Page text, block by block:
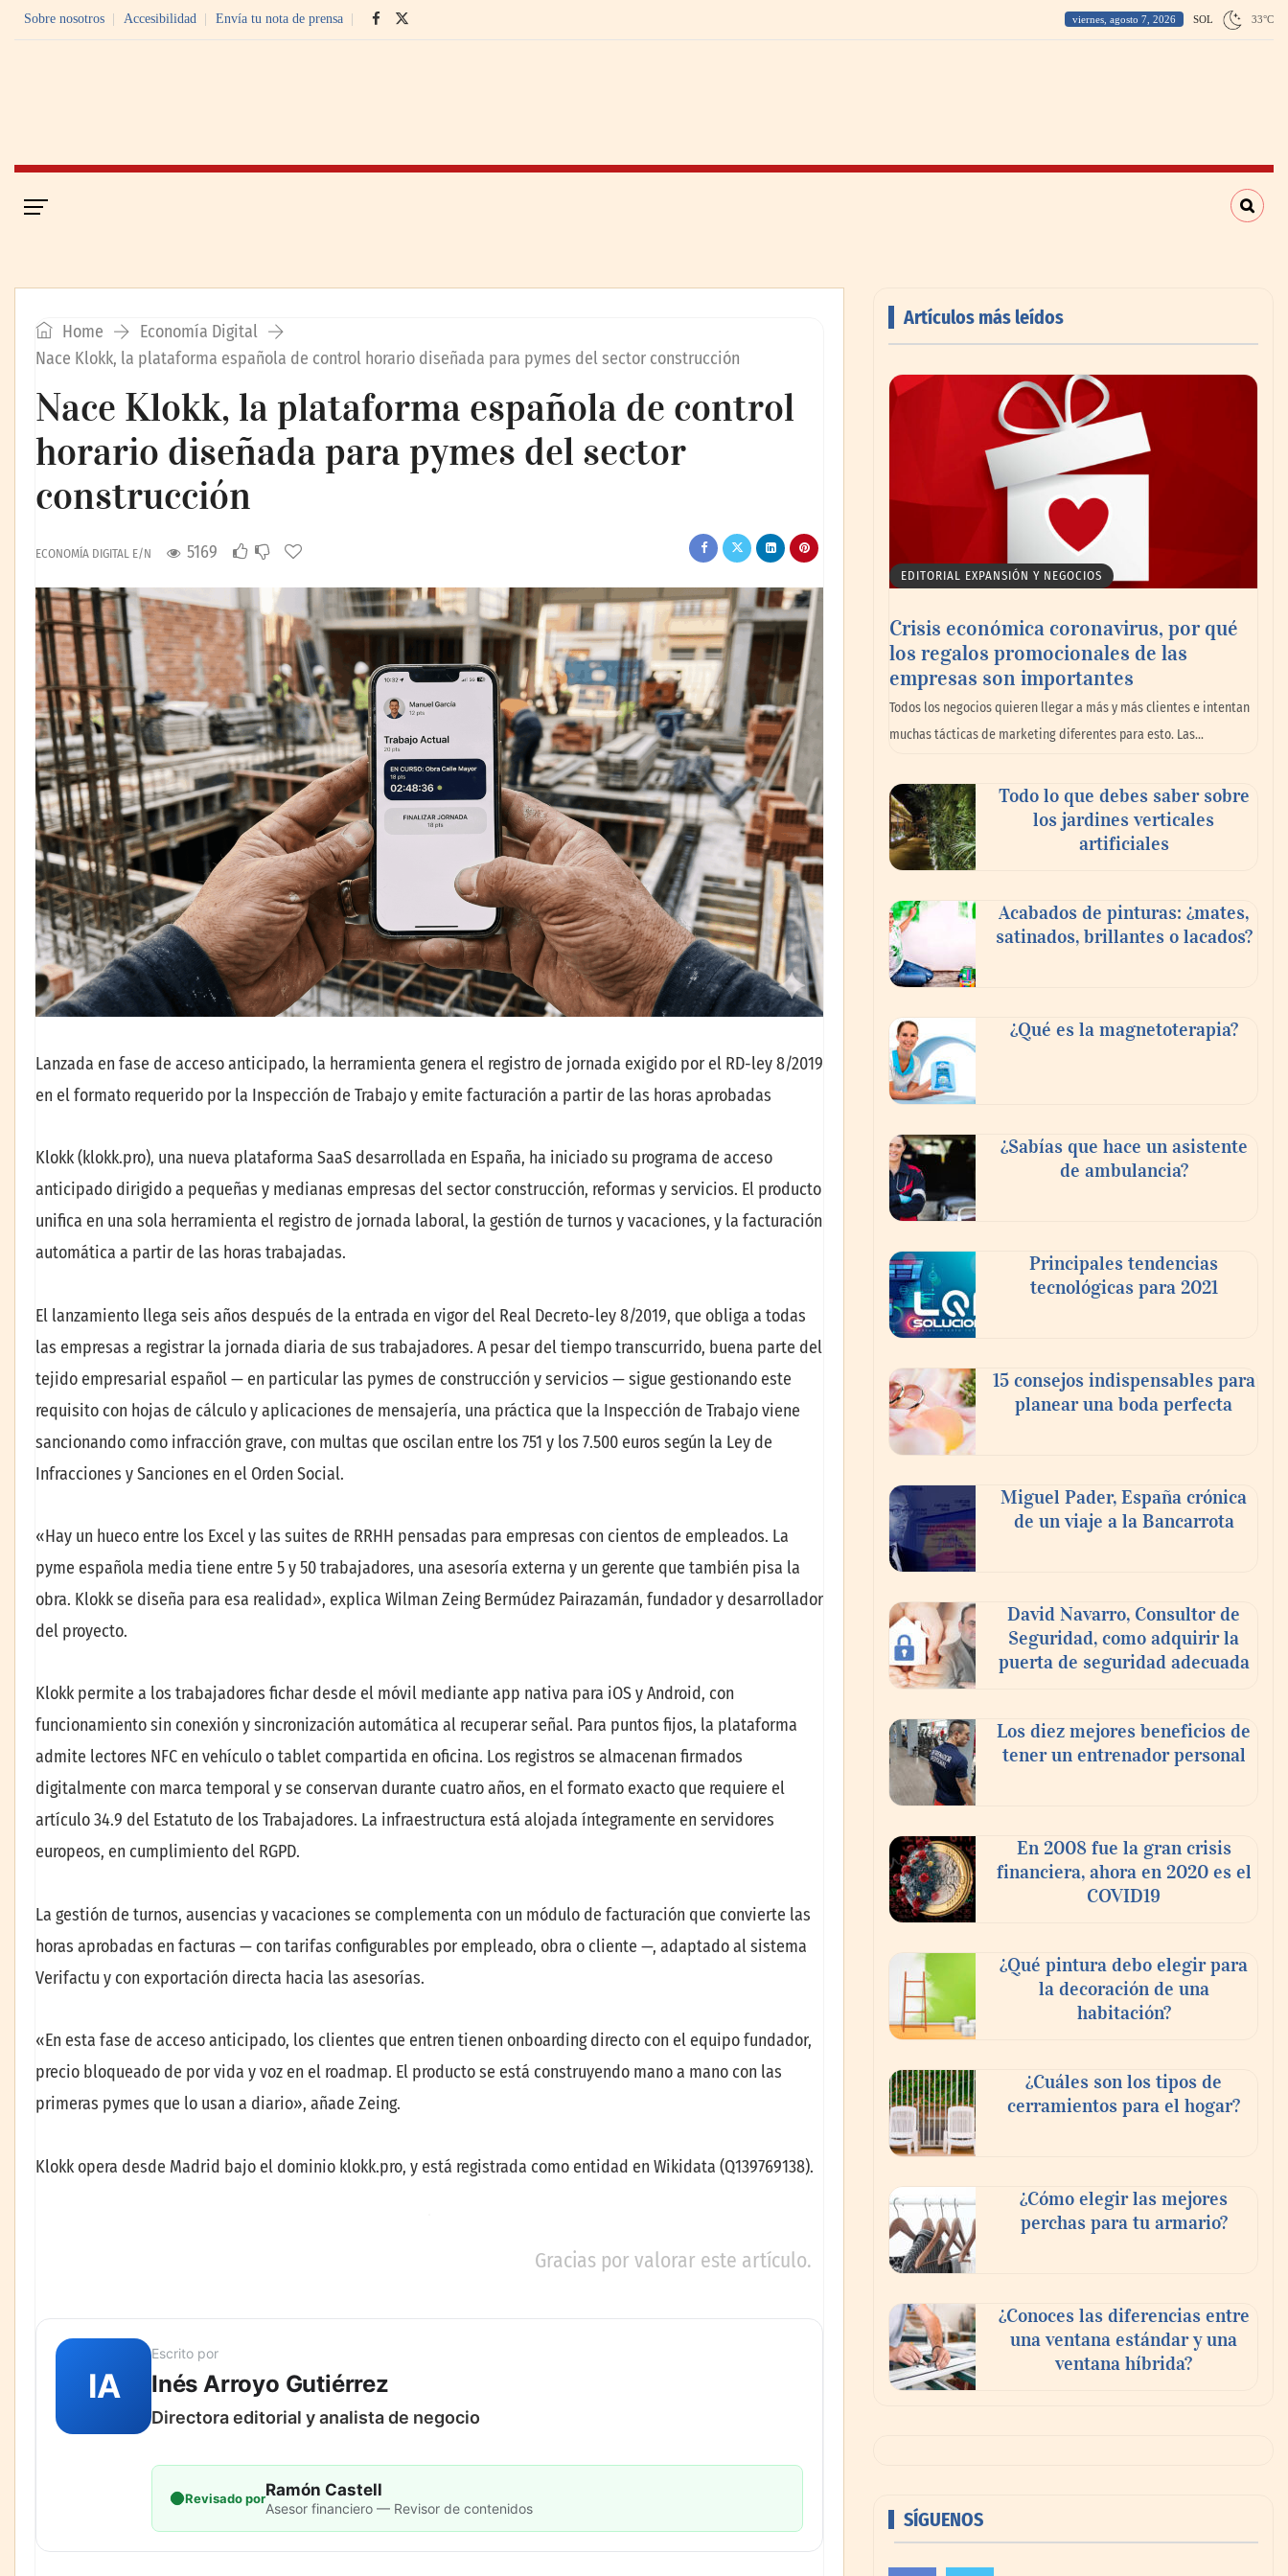
Sobre nosotros Accesibilidad Envía tu nota de prensa viernes, agosto 7, 2026 SOL 33°C
Home
Economía Digital
Nace Klokk, la plataforma española de control horario diseñada para pymes del sector construcción
Nace Klokk, la plataforma española de control
horario diseñada para pymes del sector
construcción
ECONOMÍA DIGITAL E/N 5169
Lanzada en fase de acceso anticipado, la herramienta genera el registro de jornada exigido por el RD-ley 8/2019
en el formato requerido por la Inspección de Trabajo y emite facturación a partir de las horas aprobadas
Klokk (klokk.pro), una nueva plataforma SaaS desarrollada en España, ha iniciado su programa de acceso
anticipado dirigido a pequeñas y medianas empresas del sector construcción, reformas y servicios. El producto
unifica en una sola herramienta el registro de jornada laboral, la gestión de turnos y vacaciones, y la facturación
automática a partir de las horas trabajadas.
El lanzamiento llega seis años después de la entrada en vigor del Real Decreto-ley 8/2019, que obliga a todas
las empresas a registrar la jornada diaria de sus trabajadores. A pesar del tiempo transcurrido, buena parte del
tejido empresarial español — en particular las pymes de construcción y servicios — sigue gestionando este
requisito con hojas de cálculo y aplicaciones de mensajería, una práctica que la Inspección de Trabajo viene
sancionando como infracción grave, con multas que oscilan entre los 751 y los 7.500 euros según la Ley de
Infracciones y Sanciones en el Orden Social.
«Hay un hueco entre los Excel y las suites de RRHH pensadas para empresas con cientos de empleados. La
pyme española media tiene entre 5 y 50 trabajadores, una asesoría externa y un gerente que también pisa la
obra. Klokk se diseña para esa realidad», explica Wilman Zeing Bermúdez Pairazamán, fundador y desarrollador
del proyecto.
Klokk permite a los trabajadores fichar desde el móvil mediante app nativa para iOS y Android, con
funcionamiento sin conexión y sincronización automática al recuperar señal. Para puntos fijos, la plataforma
admite lectores NFC en vehículo o tablet compartida en oficina. Los registros se almacenan firmados
digitalmente con marca temporal y se conservan durante cuatro años, en el formato exacto que requiere el
artículo 34.9 del Estatuto de los Trabajadores. La infraestructura está alojada íntegramente en servidores
europeos, en cumplimiento del RGPD.
La gestión de turnos, ausencias y vacaciones se complementa con un módulo de facturación que convierte las
horas aprobadas en facturas — con tarifas configurables por empleado, obra o cliente —, adaptado al sistema
Verifactu y con exportación directa hacia las asesorías.
«En esta fase de acceso anticipado, los clientes que entren tienen onboarding directo con el equipo fundador,
precio bloqueado de por vida y voz en el roadmap. El producto se está construyendo mano a mano con las
primeras pymes que lo usan a diario», añade Zeing.
Klokk opera desde Madrid bajo el dominio klokk.pro, y está registrada como entidad en Wikidata (Q139769138).
Gracias por valorar este artículo.
IA
Escrito por
Inés Arroyo Gutiérrez
Directora editorial y analista de negocio
Revisado porRamón Castell
Asesor financiero — Revisor de contenidos
Artículos más leídos
EDITORIAL EXPANSIÓN Y NEGOCIOS
Crisis económica coronavirus, por qué
los regalos promocionales de las
empresas son importantes
Todos los negocios quieren llegar a más y más clientes e intentan
muchas tácticas de marketing diferentes para esto. Las…
Todo lo que debes saber sobre
los jardines verticales
artificiales
Acabados de pinturas: ¿mates,
satinados, brillantes o lacados?
¿Qué es la magnetoterapia?
¿Sabías que hace un asistente
de ambulancia?
Principales tendencias
tecnológicas para 2021
15 consejos indispensables para
planear una boda perfecta
Miguel Pader, España crónica
de un viaje a la Bancarrota
David Navarro, Consultor de
Seguridad, como adquirir la
puerta de seguridad adecuada
Los diez mejores beneficios de
tener un entrenador personal
En 2008 fue la gran crisis
financiera, ahora en 2020 es el
COVID19
¿Qué pintura debo elegir para
la decoración de una
habitación?
¿Cuáles son los tipos de
cerramientos para el hogar?
¿Cómo elegir las mejores
perchas para tu armario?
¿Conoces las diferencias entre
una ventana estándar y una
ventana híbrida?
SÍGUENOS